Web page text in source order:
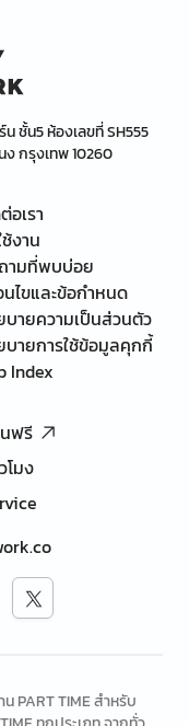
น ชั้น5 ห้องเลขที่ SH555
กรุงเทพ 10260
อเรา
ช้งาน
ามที่พบบ่อย
นไขและข้อกำหนด
บายความเป็นส่วนตัว
บายการใช้ข้อมูลคุกกี้
Index
นฟรี
โมง
PART TIME สำหรับ